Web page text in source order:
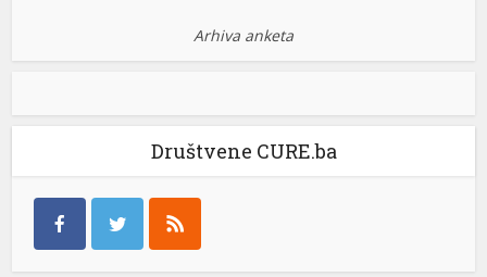
Arhiva anketa
Društvene CURE.ba